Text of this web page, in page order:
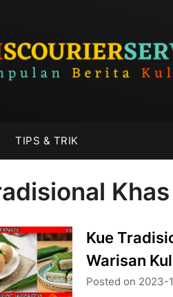
TIPS & TRIK
Kue
Warisan
Posted on 2023-